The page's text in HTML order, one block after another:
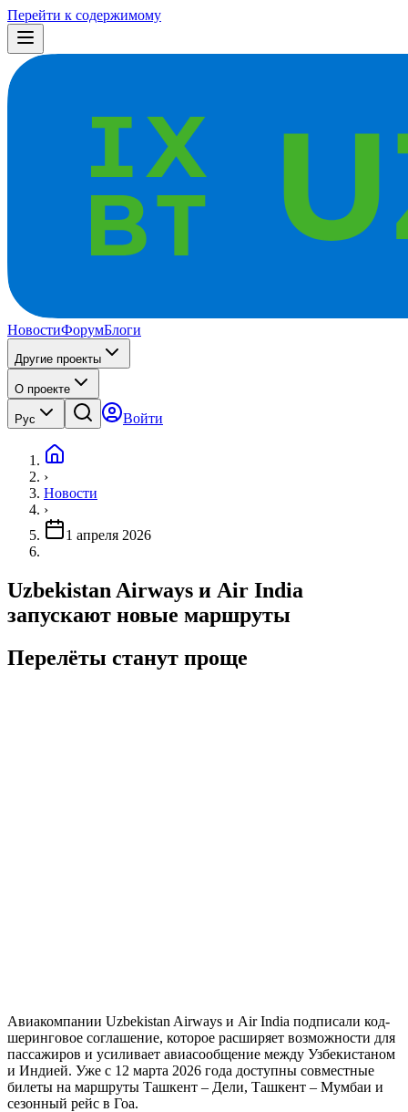
Перейти к содержимому
НовостиФорумБлоги
Другие проекты
О проекте
Рус Войти
›
Новости
›
1 апреля 2026
Uzbekistan Airways и Air India
запускают новые маршруты
Перелёты станут проще
Авиакомпании Uzbekistan Airways и Air India подписали код-
шеринговое соглашение, которое расширяет возможности для
пассажиров и усиливает авиасообщение между Узбекистаном
и Индией. Уже с 12 марта 2026 года доступны совместные
билеты на маршруты Ташкент – Дели, Ташкент – Мумбаи и
сезонный рейс в Гоа.